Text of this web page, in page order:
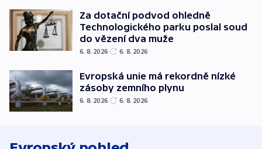
Za dotační podvod ohledně
Technologického parku poslal soud
do vězení dva muže
6. 8. 2026 6. 8. 2026
Evropská unie má rekordně nízké
zásoby zemního plynu
6. 8. 2026 6. 8. 2026